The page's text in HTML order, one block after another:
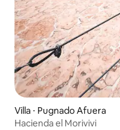
Villa ⋅ Pugnado Afuera
Hacienda el Morivivi